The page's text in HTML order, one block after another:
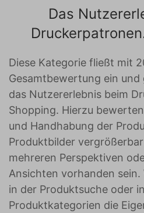
Das
Diese Kategorie fließt mit
Gesamtbewertung ein
das Nutzererlebnis beim
Shopping. Hierzu
und Handhabung der
Produktbilder
mehreren Perspektiven
Ansichten vorhanden
in der Produktsuche oder
Produktkategorien die